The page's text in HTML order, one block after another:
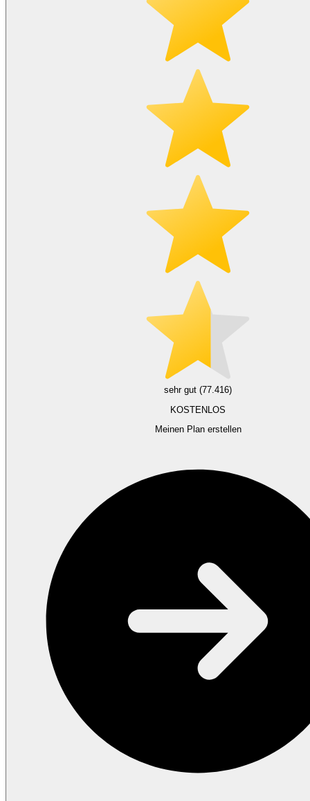
sehr gut (77.416)
KOSTENLOS
Meinen Plan erstellen